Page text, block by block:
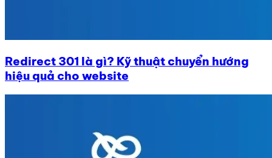
Redirect 301 là gì? Kỹ thuật chuyển hướng
hiệu quả cho website